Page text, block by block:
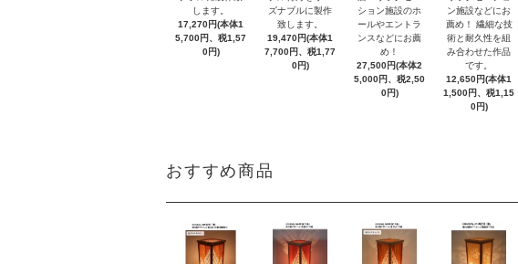
します。
17,270円(本体1
5,700円、税1,57
0円)
ズナブルに製作
致します。
19,470円(本体1
7,700円、税1,77
0円)
ション施設のホ
ールやエントラ
ンスなどにお薦
め！
27,500円(本体2
5,000円、税2,50
0円)
ン施設などにお
薦め！ 繊細な技
術と耐久性を組
み合わせた作品
です。
12,650円(本体1
1,500円、税1,15
0円)
おすすめ商品